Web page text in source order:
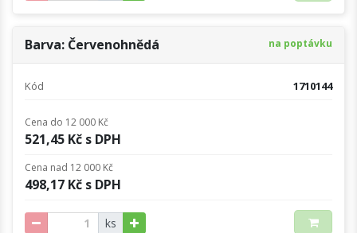
Barva: Červenohnědá na poptávku
Kód 1710144
Cena do 12 000 Kč
521,45 Kč s DPH
Cena nad 12 000 Kč
498,17 Kč s DPH
ks